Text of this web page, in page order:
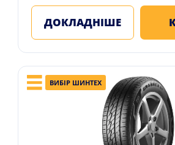
ДОКЛАДНІШЕ
ВИБІР ШИНТЕХ